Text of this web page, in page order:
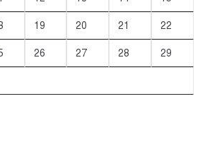
19 20 21 22
26 27 28 29